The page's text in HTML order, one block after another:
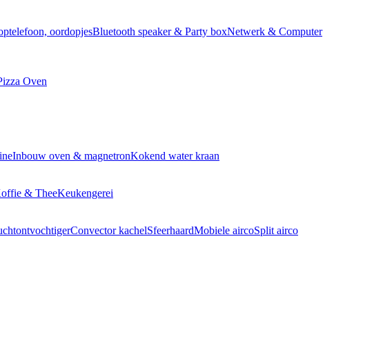
oordopjesBluetooth speaker & Party boxNetwerk & Computer
Oven
Inbouw oven & magnetronKokend water kraan
& TheeKeukengerei
Convector kachelSfeerhaardMobiele aircoSplit airco